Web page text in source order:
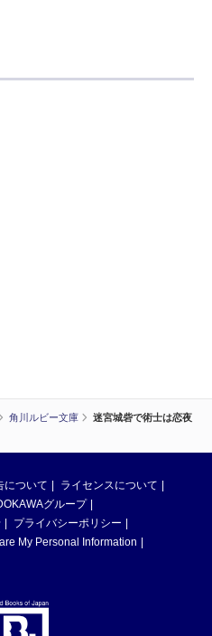
角川ルビー文庫
迷宮城砦で術士は恋夜
について
ライセンスについて
グループ
プライバシーポリシー
My Personal Information